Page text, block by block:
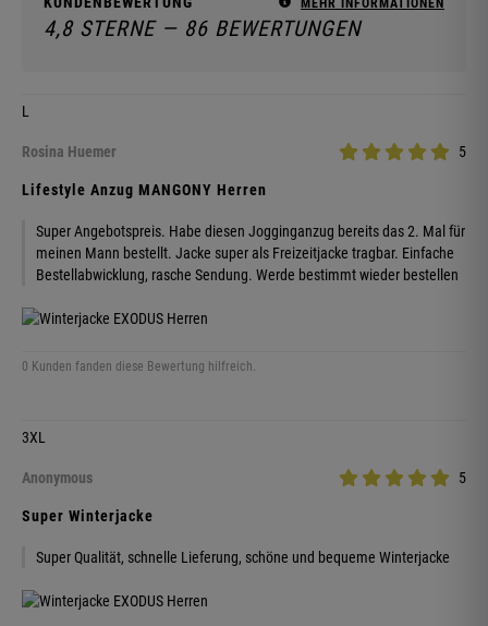
MEHR INFORMATIONEN
4,8 STERNE — 86 BEWERTUNGEN
L
Rosina Huemer 5
Lifestyle Anzug MANGONY Herren
Super Angebotspreis. Habe diesen Jogginganzug bereits das 2. Mal für
meinen Mann bestellt. Jacke super als Freizeitjacke tragbar. Einfache
Bestellabwicklung, rasche Sendung. Werde bestimmt wieder bestellen
0 Kunden fanden diese Bewertung hilfreich.
3XL
Anonymous 5
Super Winterjacke
Super Qualität, schnelle Lieferung, schöne und bequeme Winterjacke